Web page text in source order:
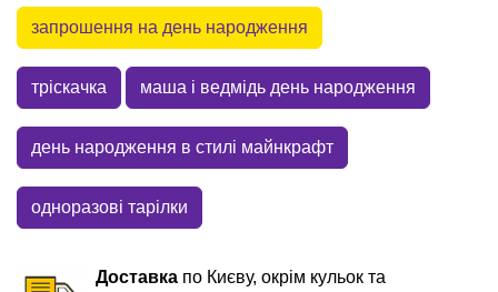
запрошення на день народження
тріскачка маша і ведмідь день народження
день народження в стилі майнкрафт
одноразові тарілки
Доставка по Києву, окрім кульок та